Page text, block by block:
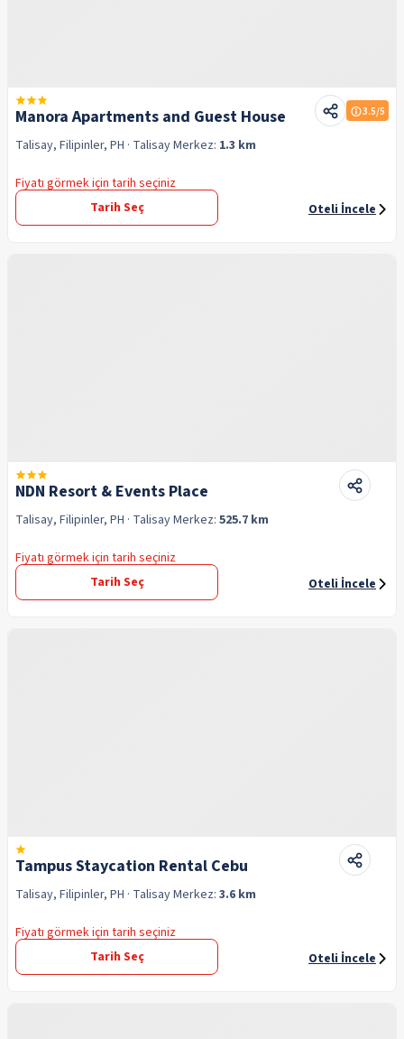
Manora Apartments and Guest House 3.5/5
Talisay, Filipinler, PH · TalisayMerkez: 1.3 km
Fiyatı görmek için tarih seçiniz
Tarih Seç
Oteli İncele
NDN Resort & Events Place
Talisay, Filipinler, PH · TalisayMerkez: 525.7 km
Fiyatı görmek için tarih seçiniz
Tarih Seç
Oteli İncele
Tampus Staycation Rental Cebu
Talisay, Filipinler, PH · TalisayMerkez: 3.6 km
Fiyatı görmek için tarih seçiniz
Tarih Seç
Oteli İncele